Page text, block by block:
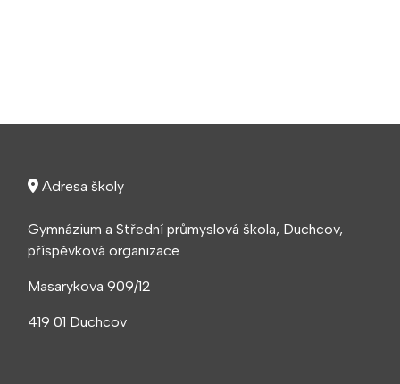
Adresa školy
Gymnázium a Střední průmyslová škola, Duchcov,
příspěvková organizace
Masarykova 909/12
419 01 Duchcov